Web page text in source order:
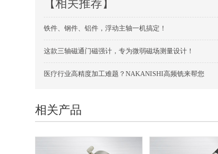
【相关推荐】
铁件、钢件、铝件，浮动主轴一机搞定！
这款三轴磁通门磁强计，专为微弱磁场测量设计！
医疗行业高精度加工难题？NAKANISHI高频铣来帮您
相关产品